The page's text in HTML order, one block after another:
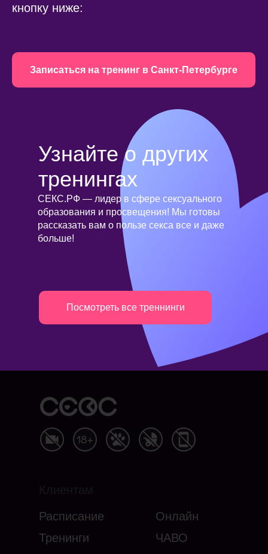
кнопку ниже:
Записаться на тренинг в Санкт-Петербурге
Посмотреть все треннинги
СЕКС.РФ — лидер в сфере сексуального
образования и просвещения! Мы готовы
рассказать вам о пользе секса все и даже
больше!
Узнайте о других
тренингах
Расписание
Онлайн
Тренинги
ЧАВО